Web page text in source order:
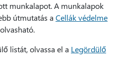
munkalapot. A munkalapok
útmutatás a Cellák védelme
listát, olvassa el a Legördülő